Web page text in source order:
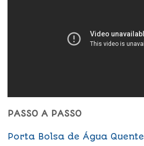
PASSO A PASSO
Porta Bolsa de Água Quente